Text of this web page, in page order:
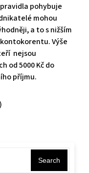
pohybuje
mohou
a to s nižším
Výše
nejsou
od 5000 Kč do
příjmu.
Search